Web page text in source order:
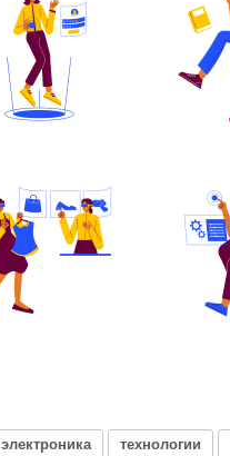
электроника технологии